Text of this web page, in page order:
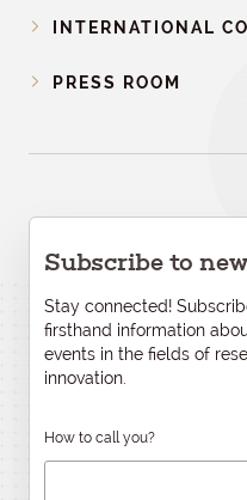
INTERNATIONAL
PRESS ROOM
Subscribe to
Stay connected!
firsthand information
events in the fields of
innovation.
How to call you?